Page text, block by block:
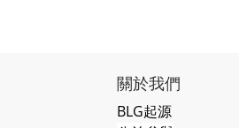
關於我們
BLG起源